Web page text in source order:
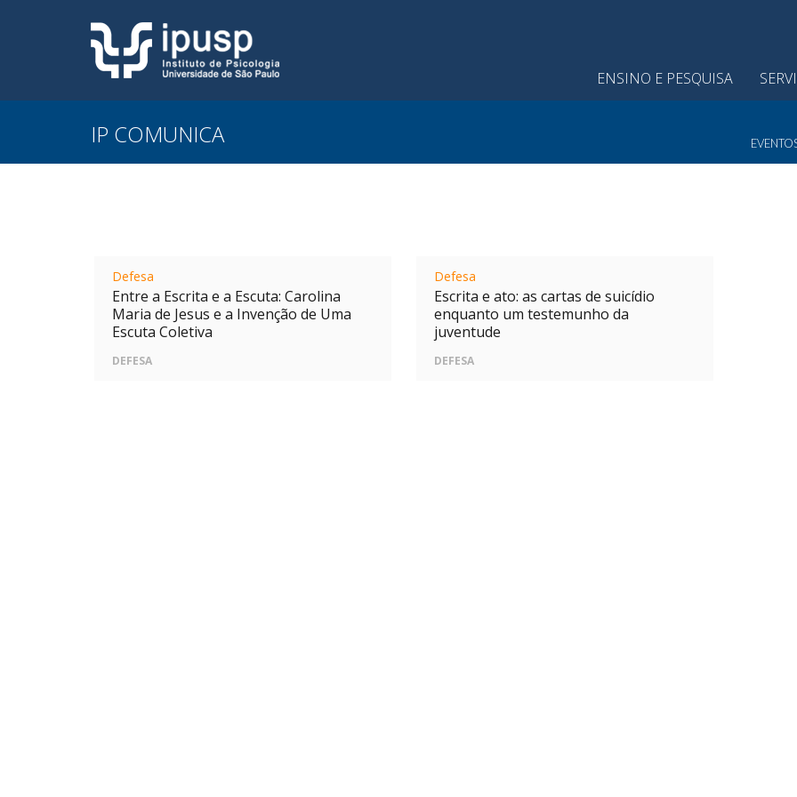
ENSINO E PESQUISA
IP COMUNICA
Defesa
Entre a Escrita e a Escuta: Carolina
Maria de Jesus e a Invenção de Uma
Escuta Coletiva
DEFESA
Defesa
Escrita e ato: as cartas de suicídio
enquanto um testemunho da
juventude
DEFESA